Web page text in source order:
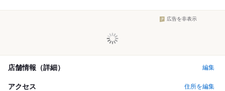
広告を非表示
店舗情報（詳細） 編集
アクセス 住所を編集